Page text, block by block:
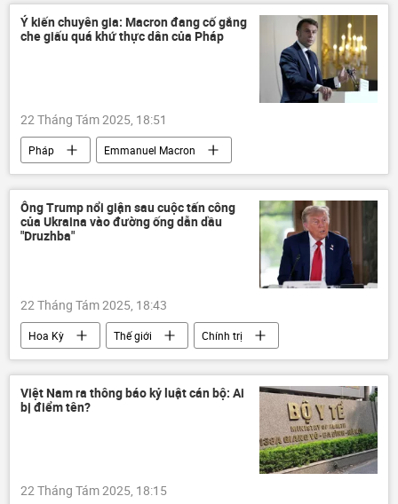
Cuộc khủng hoảng ở Ukraina
Ukraina
Thế giới
Chính trị
EU
Donald Trump
Ý kiến chuyên gia: Macron đang cố gắng
che giấu quá khứ thực dân của Pháp
22 Tháng Tám 2025, 18:51
Pháp
Emmanuel Macron
chuyên gia
Quan điểm-Ý kiến
châu Phi
Thế giới
Chính trị
Nga
Ông Trump nổi giận sau cuộc tấn công
của Ukraina vào đường ống dẫn dầu
"Druzhba"
22 Tháng Tám 2025, 18:43
Hoa Kỳ Thế giới
Chính trị
Donald Trump
Hungary
Peter Siyarto
Cuộc khủng hoảng ở Ukraina
Ukraina
Việt Nam ra thông báo kỷ luật cán bộ: Ai
bị điểm tên?
22 Tháng Tám 2025, 18:15